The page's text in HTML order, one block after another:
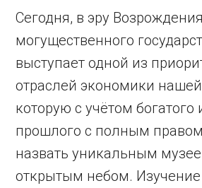
Сегодня, в эру
могущественного
выступает одной из
отраслей экономики
которую с учётом богатого
прошлого с полным
назвать уникальным
открытым небом.